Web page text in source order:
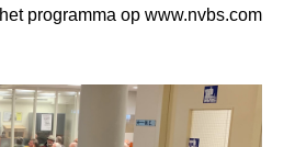
programma op www.nvbs.com